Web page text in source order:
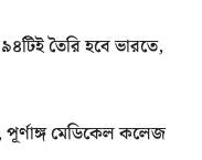
তৈরি হবে ভারতে,
পূর্ণাঙ্গ মেডিকেল কলেজ